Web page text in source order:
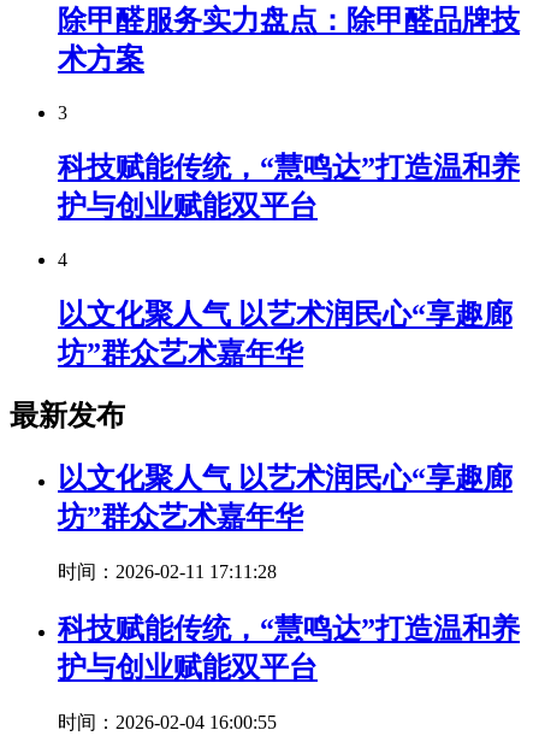
除甲醛服务实力盘点：除甲醛品牌技
术方案
3
科技赋能传统，“慧鸣达”打造温和养
护与创业赋能双平台
4
以文化聚人气 以艺术润民心“享趣廊
坊”群众艺术嘉年华
最新发布
以文化聚人气 以艺术润民心“享趣廊
坊”群众艺术嘉年华
时间：2026-02-11 17:11:28
科技赋能传统，“慧鸣达”打造温和养
护与创业赋能双平台
时间：2026-02-04 16:00:55